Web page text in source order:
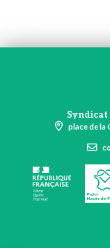
Syndicat
place de la